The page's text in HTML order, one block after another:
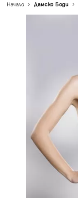
Начало Дамскo Боди